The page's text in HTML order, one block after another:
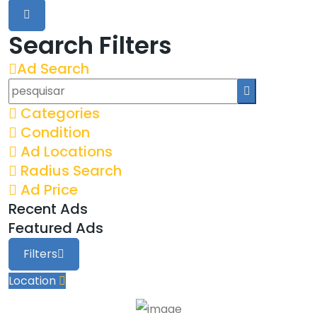
Search Filters
Ad Search
Categories
Condition
Ad Locations
Radius Search
Ad Price
Recent Ads
Featured Ads
Filters
Location